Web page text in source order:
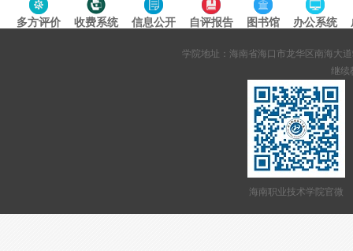
多方评价 收费系统 信息公开 自评报告 图书馆 办公系统
学院地址：海南省海口市龙华区南海大道
继续
海南职业技术学院官微